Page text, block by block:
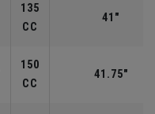
135
CC
41"
150
CC
41.75"